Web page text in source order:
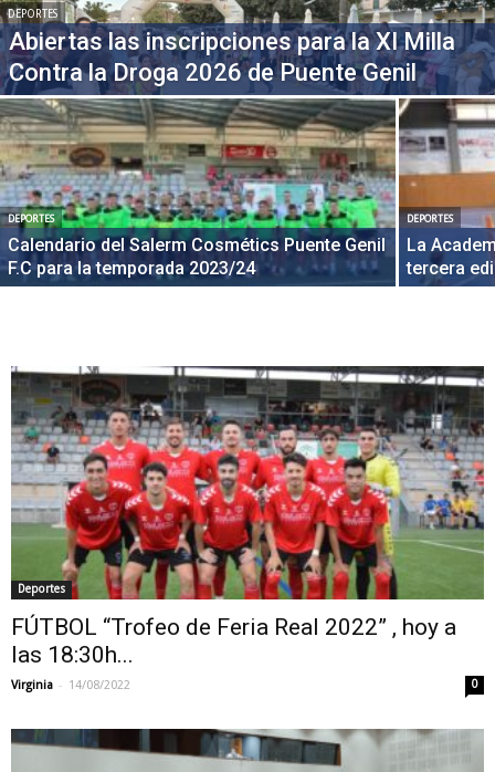
DEPORTES
Abiertas las inscripciones para la XI Milla
Contra la Droga 2026 de Puente Genil
DEPORTES
Calendario del Salerm Cosmétics Puente Genil
F.C para la temporada 2023/24
DEPORTES
La
tercera
Deportes
FÚTBOL “Trofeo de Feria Real 2022” , hoy a
las 18:30h...
Virginia - 14/08/2022 0